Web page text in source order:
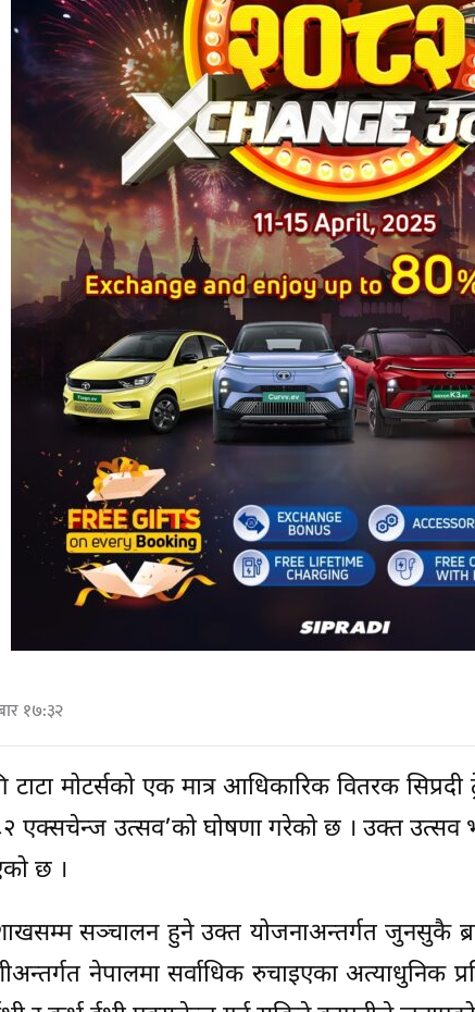
१७:३२
टाटा मोटर्सको एक मात्र आधिकारिक वितरक सिप्रदी
एक्सचेन्ज उत्सव’को घोषणा गरेको छ । उक्त उत्सव
छ ।
सञ्चालन हुने उक्त योजनाअन्तर्गत जुनसुकै
नेपालमा सर्वाधिक रुचाइएका अत्याधुनिक